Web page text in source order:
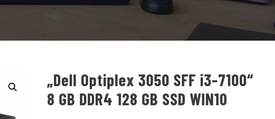
„Dell Optiplex 3050 SFF i3-7100“
8 GB DDR4 128 GB SSD WIN10